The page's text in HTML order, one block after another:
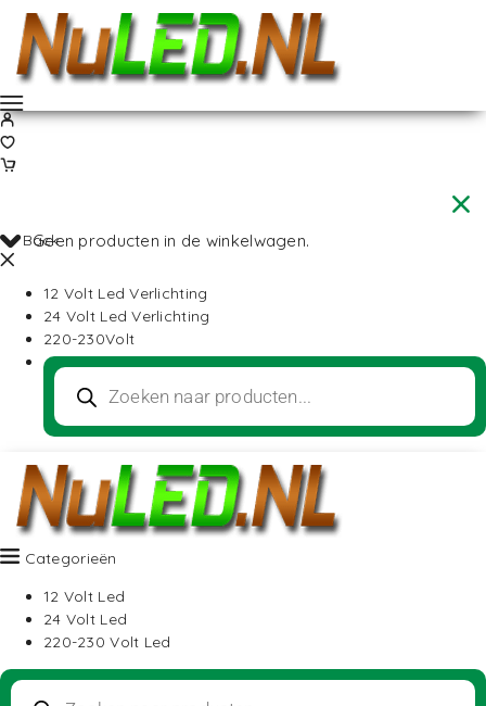
Geen producten in de winkelwagen.
Back
12 Volt Led Verlichting
24 Volt Led Verlichting
220-230Volt
Categorieën
12 Volt Led
24 Volt Led
220-230 Volt Led